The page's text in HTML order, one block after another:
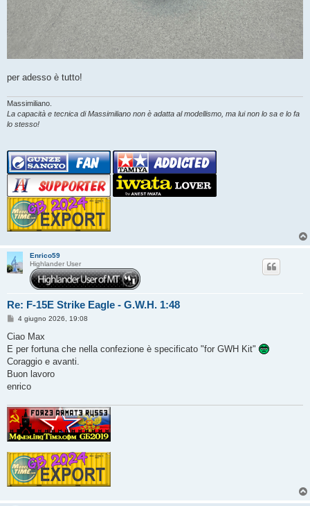
per adesso è tutto!
Massimiliano.
La capacità e tecnica di Massimiliano non è adatta al modellismo, ma lui non lo sa e lo fa
lo stesso!
Enrico59
Highlander User
Re: F-15E Strike Eagle - G.W.H. 1:48
M
s
a
g
i
o
4 giugno 2026, 19:08
Ciao Max
E per fortuna che nella confezione è specificato "for GWH Kit"
Coraggio e avanti.
Buon lavoro
enrico